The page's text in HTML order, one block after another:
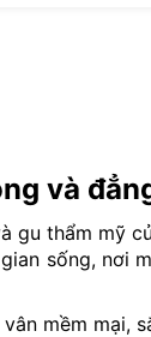
và
gu thẩm mỹ
sống, nơi
mềm mại,